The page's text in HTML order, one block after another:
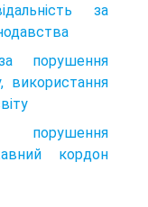
за
порушення
використання
порушення
кордон